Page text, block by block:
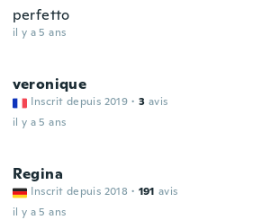
perfetto
il y a 5 ans
veronique
Inscrit depuis 2019 · 3 avis
il y a 5 ans
Regina
Inscrit depuis 2018 · 191 avis
il y a 5 ans